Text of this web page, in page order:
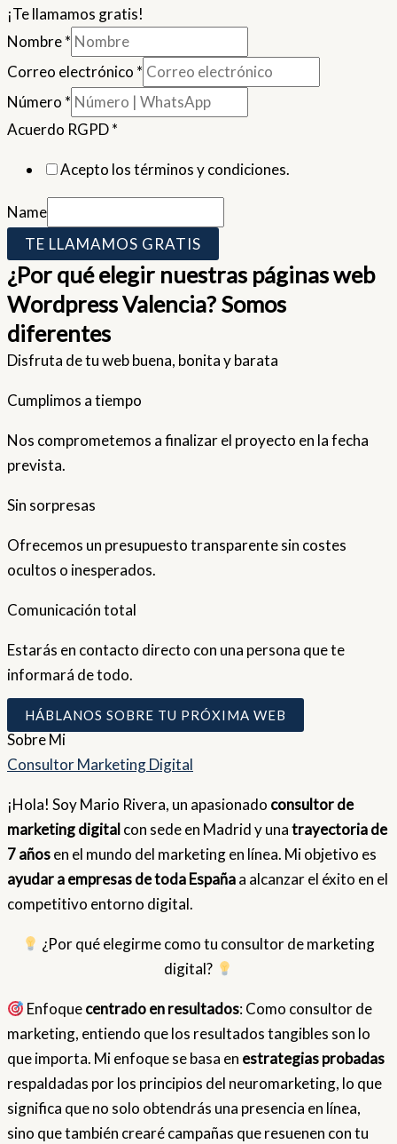
¡Te llamamos gratis!
Nombre*
Correo electrónico *
Número *
Acuerdo RGPD*
Acepto los términos y condiciones.
Name
TE LLAMAMOS GRATIS
¿Por qué elegir nuestras páginas web
Wordpress Valencia? Somos
diferentes
Disfruta de tu web buena, bonita y barata
Cumplimos a tiempo
Nos comprometemos a finalizar el proyecto en la fecha
prevista.
Sin sorpresas
Ofrecemos un presupuesto transparente sin costes
ocultos o inesperados.
Comunicación total
Estarás en contacto directo con una persona que te
informará de todo.
HÁBLANOS SOBRE TU PRÓXIMA WEB
SobreMi
Consultor Marketing Digital
¡Hola! Soy Mario Rivera, un apasionado consultor de
marketing digital con sede en Madrid y unatrayectoria de
7 añosen el mundo del marketing en línea. Mi objetivo es
ayudar a empresas de toda Españaa alcanzar el éxito en el
competitivo entorno digital.
¿Por qué elegirme como tu consultor de marketing
digital?
Enfoquecentrado en resultados: Como consultor de
marketing, entiendo que los resultados tangibles son lo
que importa. Mi enfoque se basa en estrategias probadas
respaldadas por los principios del neuromarketing, lo que
significa que no solo obtendrás una presencia en línea,
sino que también crearé campañas que resuenen con tu